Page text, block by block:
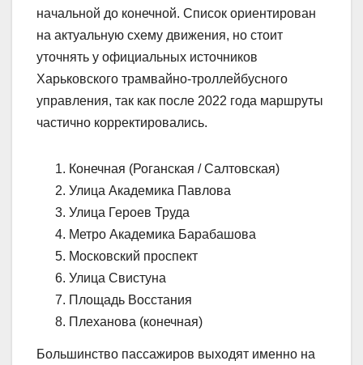
начальной до конечной. Список ориентирован
на актуальную схему движения, но стоит
уточнять у официальных источников
Харьковского трамвайно-троллейбусного
управления, так как после 2022 года маршруты
частично корректировались.
Конечная (Роганская / Салтовская)
Улица Академика Павлова
Улица Героев Труда
Метро Академика Барабашова
Московский проспект
Улица Свистуна
Площадь Восстания
Плеханова (конечная)
Большинство пассажиров выходят именно на